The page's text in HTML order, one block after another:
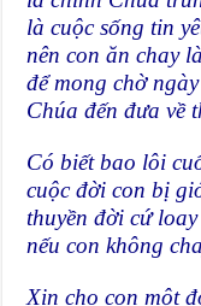
là cuộc sống tin
nên con ăn chay
để mong chờ
Chúa đến đưa về
Có biết bao lôi
cuộc đời con bị
thuyền đời cứ
nếu con không
Xin cho con một